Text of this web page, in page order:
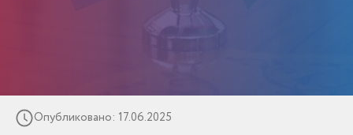
Опубликовано: 17.06.2025